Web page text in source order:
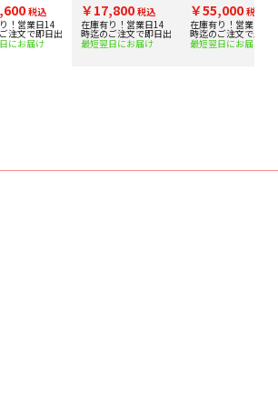
インチ
スクリーン
剥がせる
]
税込
！営業日14
注文で即日出
にお届け
avac] スタンド不
要のシートタイプ
102インチ高画質
スクリーン
￥17,800 税込
在庫有り！営業日14
時迄のご注文で即日出
最短翌日にお届け
ーン
￥55,000 税込
在庫有り！営業日14
時迄のご注文で即日出
最短翌日にお届け